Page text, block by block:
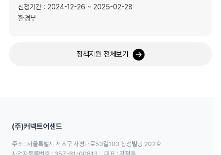
신청기간 : 2024-12-26 ~ 2025-02-28
환경부
정책지원 전체보기
(주)커넥트어센드
주소 : 서울특별시 서초구 사평대로53길103 창성빌딩 202호